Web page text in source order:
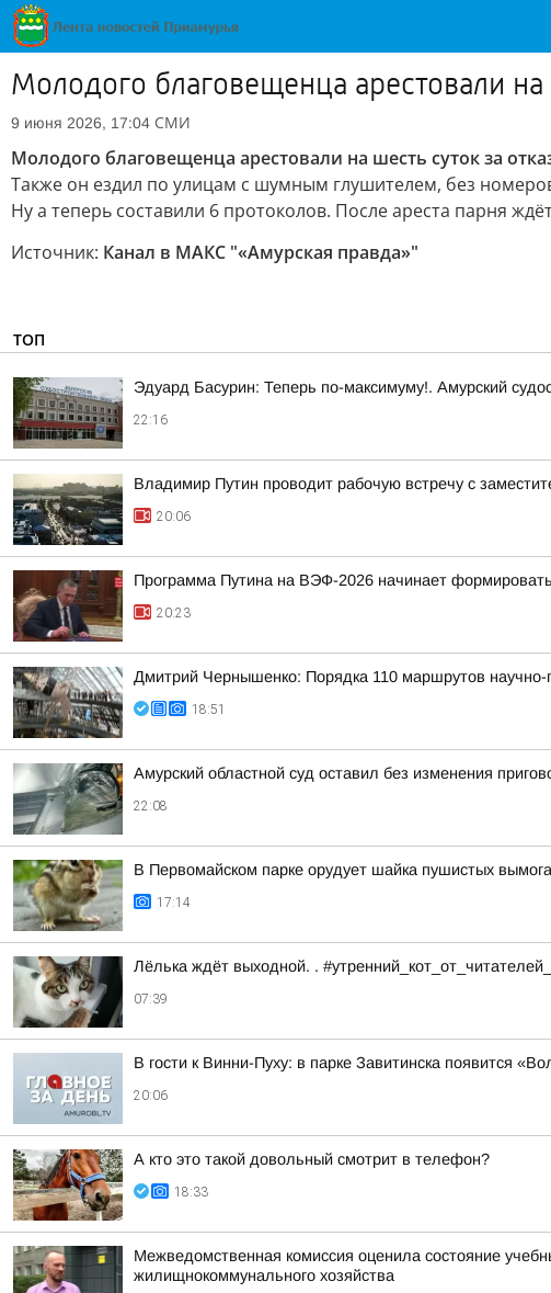
Молодого благовещенца арестовали
9 июня 2026, 17:04 СМИ
Молодого благовещенца арестовали на шесть суток за
Также он ездил по улицам с шумным глушителем, без
Ну а теперь составили 6 протоколов. После ареста парня
Источник: Канал в МАКС "«Амурская правда»"
ТОП
Эдуард Басурин: Теперь по-максимуму!. Амурский
22:16
Владимир Путин проводит рабочую встречу с
20:06
Программа Путина на ВЭФ-2026 начинает
20:23
Дмитрий Чернышенко: Порядка 110 маршрутов научно-
18:51
Амурский областной суд оставил без изменения
22:08
В Первомайском парке орудует шайка пушистых
17:14
Лёлька ждёт выходной. .
07:39
В гости к Винни-Пуху: в парке Завитинска появится
20:06
А кто это такой довольный смотрит в телефон?
18:33
Межведомственная комиссия оценила состояние
жилищнокоммунального хозяйства